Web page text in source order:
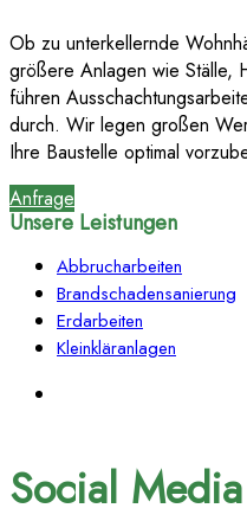
Ob zu unterkellernde
größere Anlagen wie Ställe,
führen
durch. Wir legen großen
Ihre Baustelle optimal
Anfrage
Unsere Leistungen
Abbrucharbeiten
Brandschadensanierung
Erdarbeiten
Kleinkläranlagen
Social